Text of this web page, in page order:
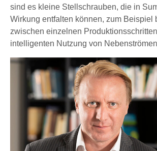
sind es kleine Stellschrauben, die in
Wirkung entfalten können, zum Beispiel
zwischen einzelnen
intelligenten Nutzung von